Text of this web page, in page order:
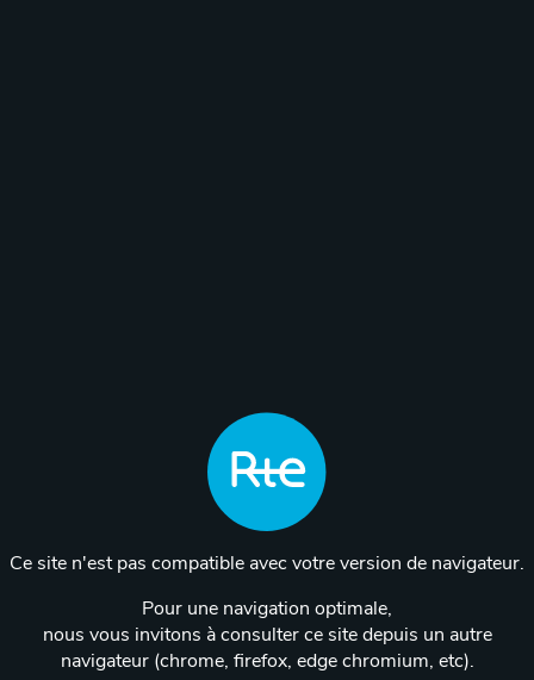
Ce site n'est pas compatible avec votre version de navigateur.
Pour une navigation optimale,
nous vous invitons à consulter ce site depuis un autre
navigateur (chrome, firefox, edge chromium, etc).